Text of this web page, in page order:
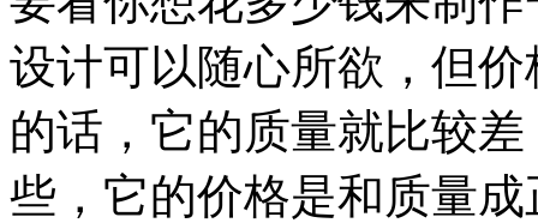
设计可以随心所欲，但
的话，它的质量就比较
些，它的价格是和质量